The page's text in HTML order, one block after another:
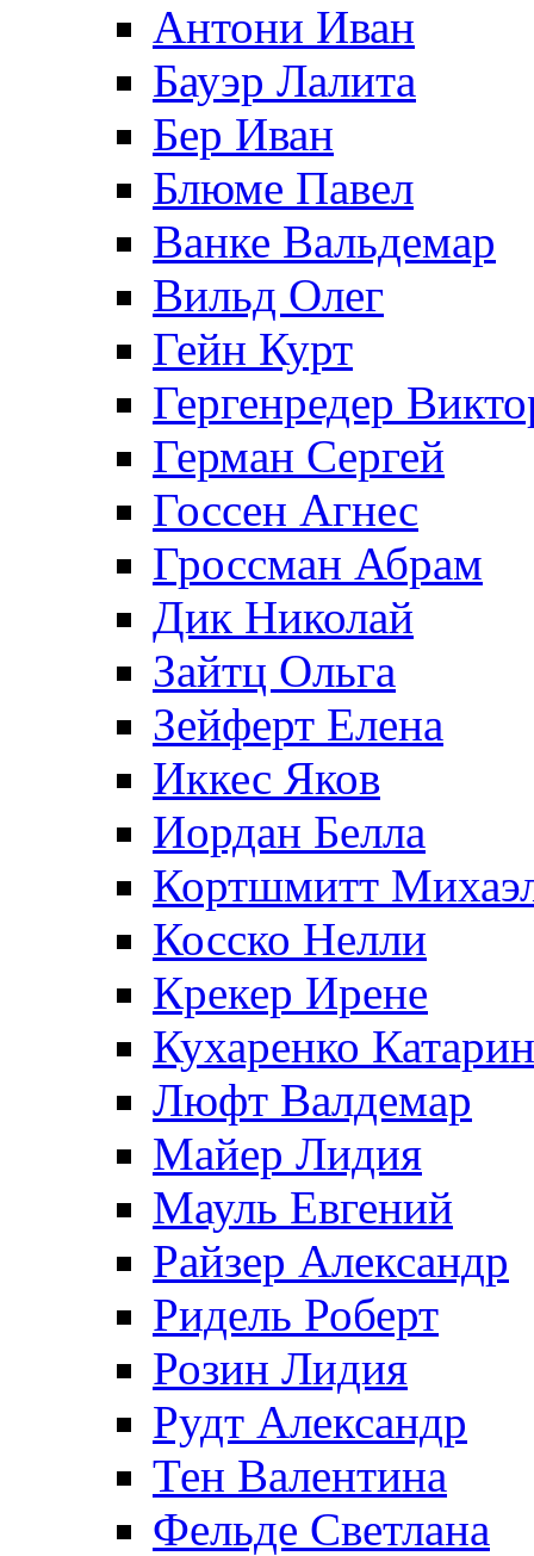
Антони Иван
Бауэр Лалита
Бер Иван
Блюме Павел
Ванке Вальдемар
Вильд Олег
Гейн Курт
Гергенредер
Герман Сергей
Госсен Агнес
Гроссман Абрам
Дик Николай
Зайтц Ольга
Зейферт Елена
Иккес Яков
Иордан Белла
Кортшмитт
Косско Нелли
Крекер Ирене
Кухаренко
Люфт Валдемaр
Майер Лидия
Мауль Евгений
Райзер Александр
Ридель Роберт
Розин Лидия
Рудт Александр
Тен Валентина
Фельде Светлана